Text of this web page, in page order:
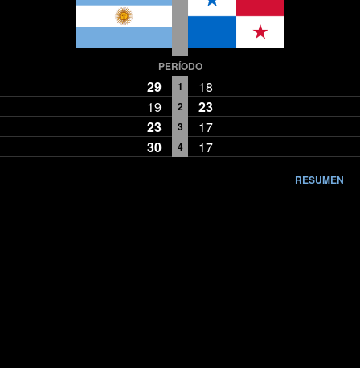
PERÍODO
29 1
18
19
2
23
23
3
17
30
4 17
RESUMEN